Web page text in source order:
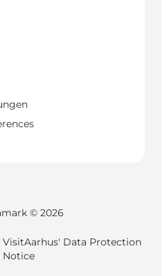
© 2026
VisitAarhus' Data Protection
Notice